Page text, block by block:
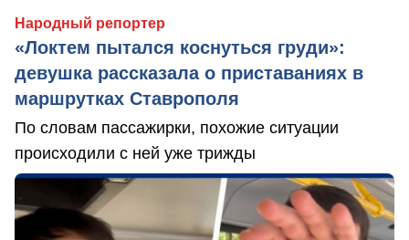
Народный репортер
«Локтем пытался коснуться груди»:
девушка рассказала о приставаниях в
маршрутках Ставрополя
По словам пассажирки, похожие ситуации
происходили с ней уже трижды